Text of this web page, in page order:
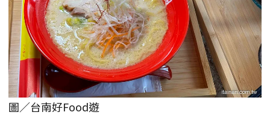
圖／台南好Food遊